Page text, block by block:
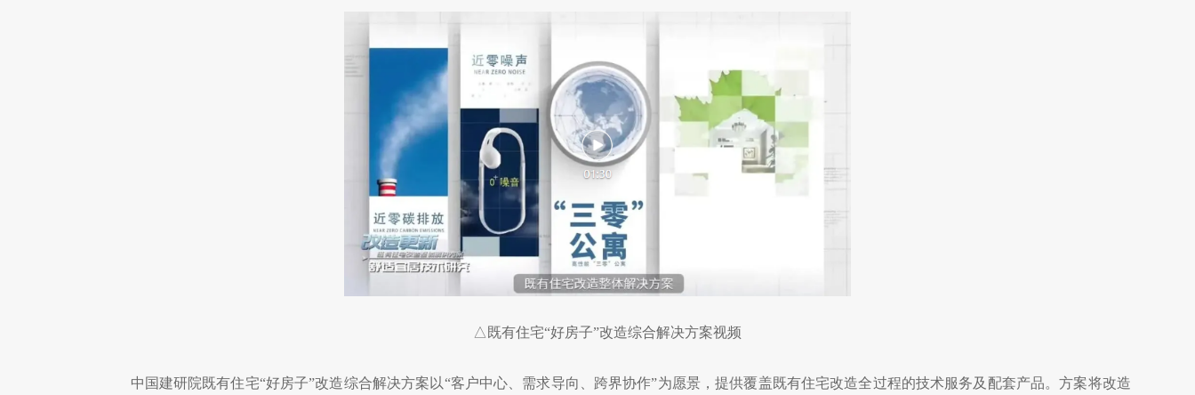
△既有住宅“好房子”改造综合解决方案视频
中国建研院既有住宅“好房子”改造综合解决方案以“客户中心、需求导向、跨界协作”为愿景，提供覆盖既有住宅改造全过程的技术服务及配套产品。方案将改造